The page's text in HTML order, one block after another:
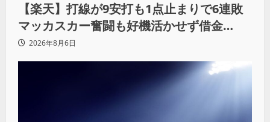
【楽天】打線が9安打も1点止まりで6連敗
マッカスカー奮闘も好機活かせず借金
「22」
2026年8月6日